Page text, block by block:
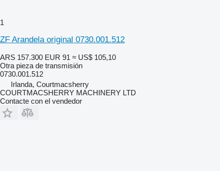
1
ZF Arandela original 0730.001.512
ARS 157.300 EUR 91 ≈ US$ 105,10
Otra pieza de transmisión
0730.001.512
Irlanda, Courtmacsherry
COURTMACSHERRY MACHINERY LTD
Contacte con el vendedor